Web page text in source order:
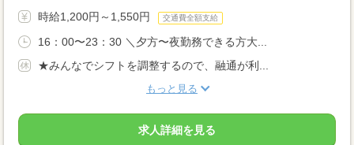
時給1,200円～1,550円 交通費全額支給
16：00〜23：30 ＼夕方〜夜勤務できる方大...
★みんなでシフトを調整するので、融通が利...
もっと見る
求人詳細を見る